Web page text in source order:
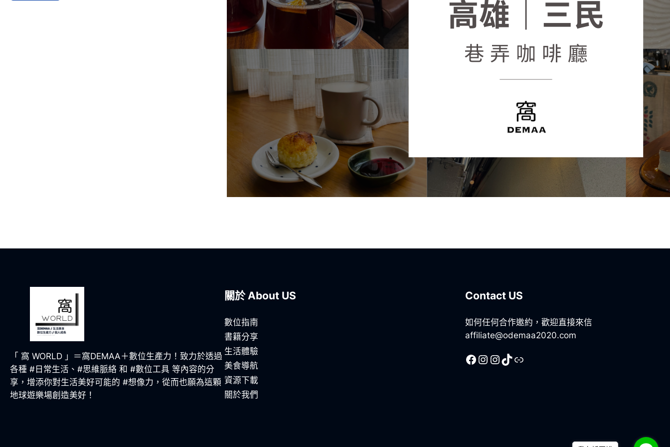
「 窩 WORLD 」＝窩DEMAA＋數位生產力！致力於透過
各種 #日常生活、#思維脈絡 和 #數位工具 等內容的分
享，增添你對生活美好可能的 #想像力，從而也願為這顆
地球遊樂場創造美好！
關於 About US
數位指南
書籍分享
生活體驗
美食導航
資源下載
關於我們
Contact US
如何任何合作邀約，歡迎直接來信
affiliate@odemaa2020.com
Facebook Instagram InstagramTikTok Line